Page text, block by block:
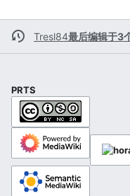
Tresl84最后编辑于3
PRTS